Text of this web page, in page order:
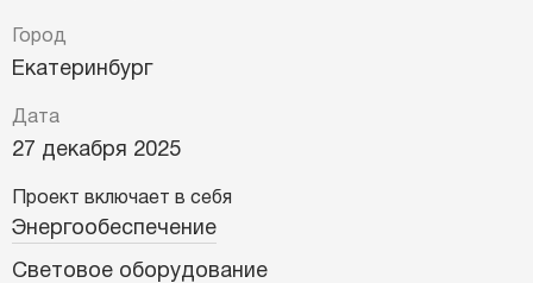
Город
Екатеринбург
Дата
27 декабря 2025
Проект включает в себя
Энергообеспечение
Световое оборудование